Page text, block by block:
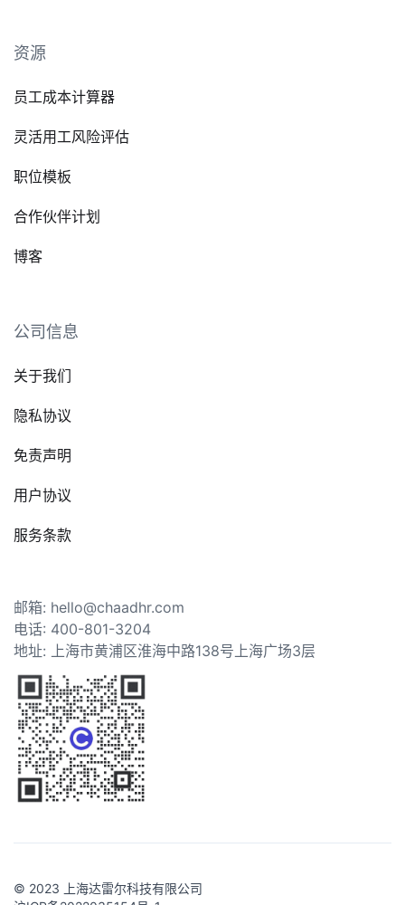
资源
员工成本计算器
灵活用工风险评估
职位模板
合作伙伴计划
博客
公司信息
关于我们
隐私协议
免责声明
用户协议
服务条款
邮箱: hello@chaadhr.com
电话: 400-801-3204
地址: 上海市黄浦区淮海中路138号上海广场3层
© 2023 上海达雷尔科技有限公司